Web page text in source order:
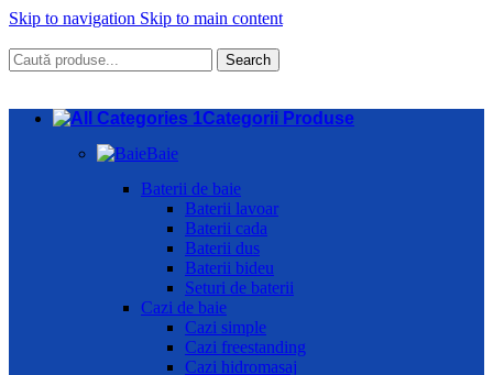
Skip to navigation Skip to main content
Search
Categorii Produse
Baie
Baterii de baie
Baterii lavoar
Baterii cada
Baterii dus
Baterii bideu
Seturi de baterii
Cazi de baie
Cazi simple
Cazi freestanding
Cazi hidromasaj